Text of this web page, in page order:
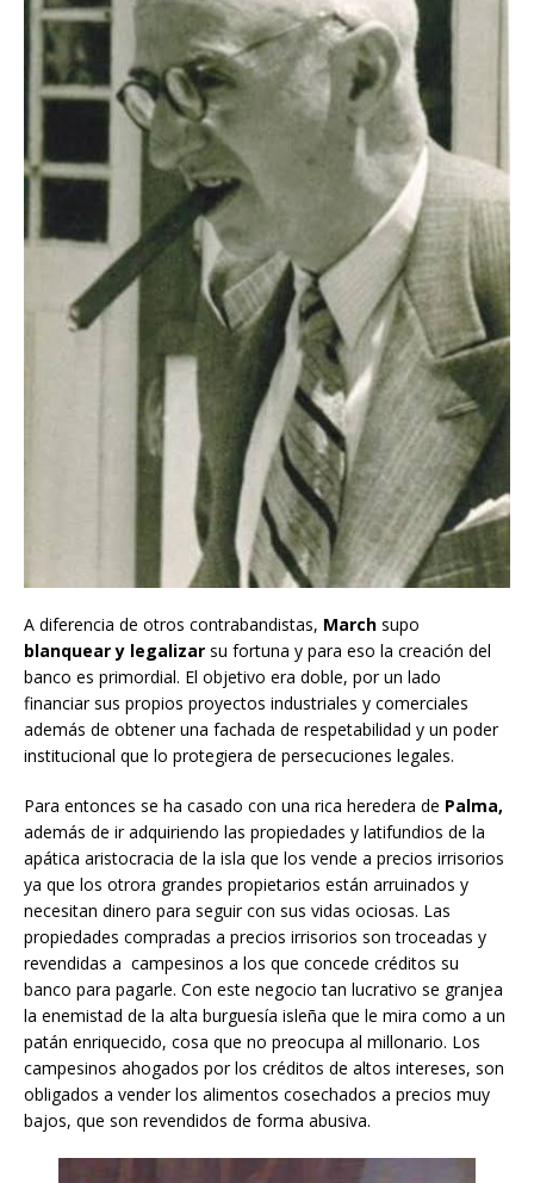
A diferencia de otros contrabandistas, March supo
blanquear y legalizar su fortuna y para eso la creación del
banco es primordial. El objetivo era doble, por un lado
financiar sus propios proyectos industriales y comerciales
además de obtener una fachada de respetabilidad y un poder
institucional que lo protegiera de persecuciones legales.
Para entonces se ha casado con una rica heredera de Palma,
además de ir adquiriendo las propiedades y latifundios de la
apática aristocracia de la isla que los vende a precios irrisorios
ya que los otrora grandes propietarios están arruinados y
necesitan dinero para seguir con sus vidas ociosas. Las
propiedades compradas a precios irrisorios son troceadas y
revendidas a campesinos a los que concede créditos su
banco para pagarle. Con este negocio tan lucrativo se granjea
la enemistad de la alta burguesía isleña que le mira como a un
patán enriquecido, cosa que no preocupa al millonario. Los
campesinos ahogados por los créditos de altos intereses, son
obligados a vender los alimentos cosechados a precios muy
bajos, que son revendidos de forma abusiva.